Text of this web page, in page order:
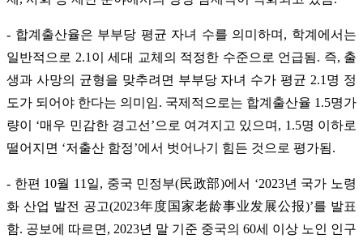
- 합계출산율은 부부당 평균 자녀 수를 의미하며, 학계에서는
일반적으로 2.1이 세대 교체의 적정한 수준으로 언급됨. 즉, 출
생과 사망의 균형을 맞추려면 부부당 자녀 수가 평균 2.1명 정
도가 되어야 한다는 의미임. 국제적으로는 합계출산율 1.5명가
량이 ‘매우 민감한 경고선’으로 여겨지고 있으며, 1.5명 이하로
떨어지면 ‘저출산 함정’에서 벗어나기 힘든 것으로 평가됨.
- 한편 10월 11일, 중국 민정부(民政部)에서 ‘2023년 국가 노령
화 산업 발전 공고(2023年度国家老龄事业发展公报)’를 발표
함. 공보에 따르면, 2023년 말 기준 중국의 60세 이상 노인 인구